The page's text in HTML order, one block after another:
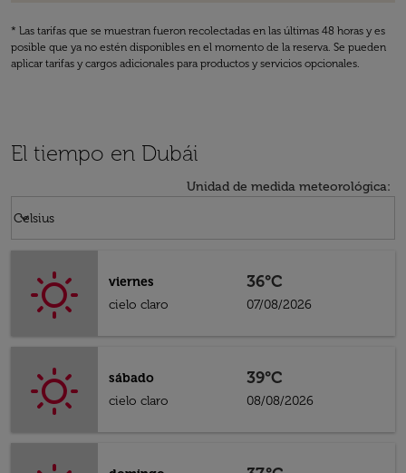
* Las tarifas que se muestran fueron recolectadas en las últimas 48 horas y es
posible que ya no estén disponibles en el momento de la reserva. Se pueden
aplicar tarifas y cargos adicionales para productos y servicios opcionales.
El tiempo en Dubái
Unidad de medida meteorológica:
Celsius
keyboard_arrow_down
viernes
cielo claro
36°C
07/08/2026
sábado
cielo claro
39°C
08/08/2026